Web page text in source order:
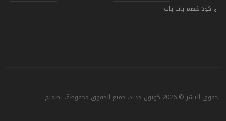
كود خصم بات بات
حقوق النشر © 2026 كوبون جديد. جميع الحقوق محفوظة. تصميم